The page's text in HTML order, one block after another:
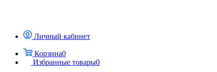
Личный кабинет
Корзина0
Избранные товары0